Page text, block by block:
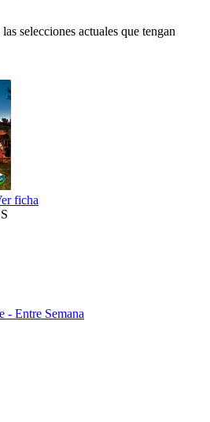
selecciones actuales que tengan
ficha
- Entre Semana